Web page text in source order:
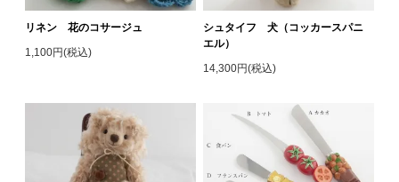
リネン 花のコサージュ
1,100円(税込)
シュタイフ 犬（コッカースパニ
エル）
14,300円(税込)